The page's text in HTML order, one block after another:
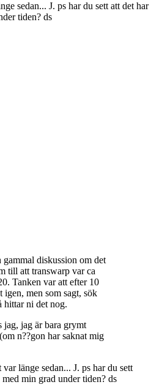
sedan... J. ps har du sett att det har
tiden? ds
gammal diskussion om det
till att transwarp var ca
Tanken var att efter 10
igen, men som sagt, sök
hittar ni det nog.
jag är bara grymt
n??gon har saknat mig
länge sedan... J. ps har du sett
min grad under tiden? ds